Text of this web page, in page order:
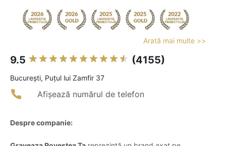
Arată mai multe >>
9.5 (4155)
Bucureşti, Puțul lui Zamfir 37
Afișează numărul de telefon
Despre companie: